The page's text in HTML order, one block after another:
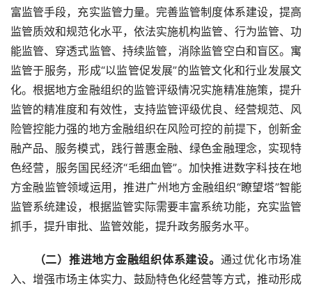
富监管手段，充实监管力量。完善监管制度体系建设，提高
监管质效和规范化水平，依法实施机构监管、行为监管、功
能监管、穿透式监管、持续监管，消除监管空白和盲区。寓
监管于服务，形成“以监管促发展”的监管文化和行业发展文
化。根据地方金融组织的监管评级情况实施精准施策，提升
监管的精准度和有效性，支持监管评级优良、经营规范、风
险管控能力强的地方金融组织在风险可控的前提下，创新金
融产品、服务模式，践行普惠金融、绿色金融理念，实现特
色经营，服务国民经济“毛细血管”。加快推进数字科技在地
方金融监管领域运用，推进广州地方金融组织“瞭望塔”智能
监管系统建设，根据监管实际需要丰富系统功能，充实监管
抓手，提升审批、监管效能，提升政务服务水平。
（二）推进地方金融组织体系建设。 通过优化市场准
入、增强市场主体实力、鼓励特色化经营等方式，推动形成